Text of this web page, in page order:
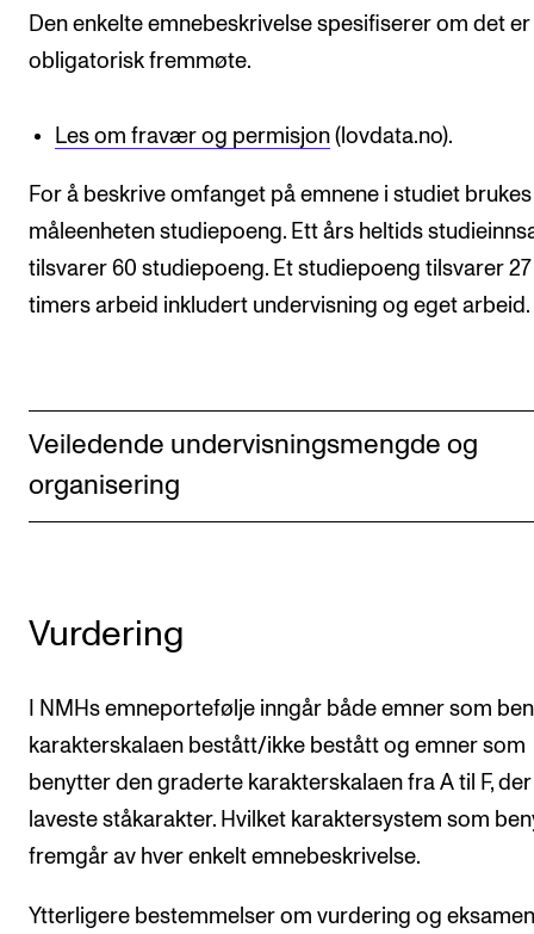
Den enkelte emnebeskrivelse spesifiserer om det er
obligatorisk fremmøte.
Les om fravær og permisjon (lovdata.no).
For å beskrive omfanget på emnene i studiet brukes
måleenheten studiepoeng. Ett års heltids
tilsvarer 60 studiepoeng. Et studiepoeng tilsvarer
timers arbeid inkludert undervisning og eget arbeid.
Veiledende undervisningsmengde og
organisering
Vurdering
I NMHs emneportefølje inngår både emner som
karakterskalaen bestått/ikke bestått og emner som
benytter den graderte karakterskalaen fra A til F, der
laveste ståkarakter. Hvilket karaktersystem som
fremgår av hver enkelt emnebeskrivelse.
Ytterligere bestemmelser om vurdering og